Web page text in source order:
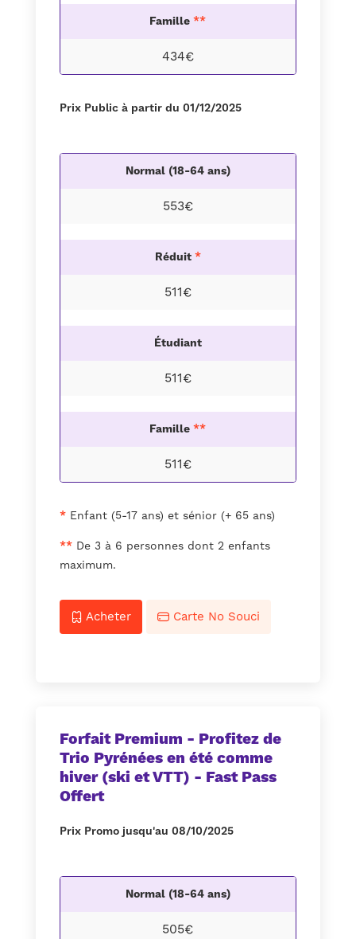
Famille**
434€
Prix Public à partir du 01/12/2025
Normal (18-64 ans)
553€
Réduit *
511€
Étudiant
511€
Famille**
511€
*Enfant (5-17 ans) et sénior (+ 65 ans)
**De 3 à 6 personnes dont 2 enfants
maximum.
Acheter Carte No Souci
Forfait Premium - Profitez de
Trio Pyrénées en été comme
hiver (ski et VTT) - Fast Pass
Offert
Prix Promo jusqu'au 08/10/2025
Normal (18-64 ans)
505€